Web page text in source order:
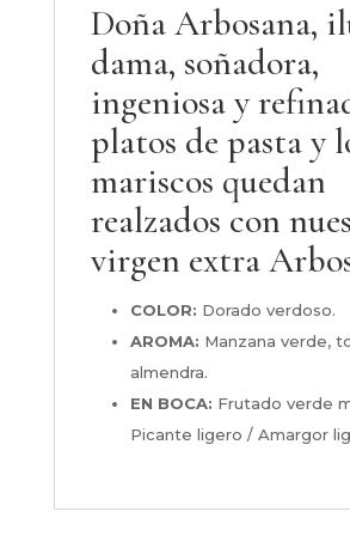
Doña Arbosana,
dama, soñadora,
ingeniosa y
platos de pasta y
mariscos quedan
realzados con
virgen extra
COLOR: Dorado verdoso.
AROMA: Manzana verde,
almendra.
EN BOCA: Frutado verde
Picante ligero / Amargor